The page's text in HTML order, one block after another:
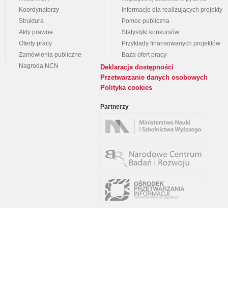
Koordynatorzy
Struktura
Akty prawne
Oferty pracy
Zamówienia publiczne
Nagroda NCN
Informacje dla realizujących projekty
Pomoc publiczna
Statystyki konkursów
Przykłady finansowanych projektów
Baza ofert pracy
Deklaracja dostępności
Przetwarzanie danych osobowych
Polityka cookies
Partnerzy